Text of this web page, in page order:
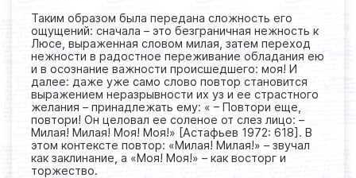
Таким образом была передана сложность его
ощущений: сначала – это безграничная нежность к
Люсе, выраженная словом милая, затем переход
нежности в радостное переживание обладания ею
и в осознание важности происшедшего: моя! И
далее: даже уже само слово повтор становится
выражением неразрывности их уз и ее страстного
желания – принадлежать ему: « – Повтори еще,
повтори! Он целовал ее соленое от слез лицо: –
Милая! Милая! Моя! Моя!» [Астафьев 1972: 618]. В
этом контексте повтор: «Милая! Милая!» – звучал
как заклинание, а «Моя! Моя!» – как восторг и
торжество.